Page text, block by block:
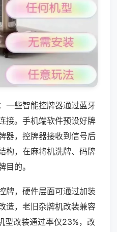
一些智能控牌器通过蓝牙
接。手机端软件预设好牌
器，控牌器接收到信号后
构，在麻将机洗牌、码牌
的。
牌，硬件层面可通过加装
造，老旧杂牌机改装兼容
型改装通过率仅23%，改